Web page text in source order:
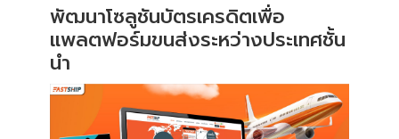
พัฒนาโซลูชันบัตรเครดิตเพื่อ
แพลตฟอร์มขนส่งระหว่างประเทศชั้น
นำ